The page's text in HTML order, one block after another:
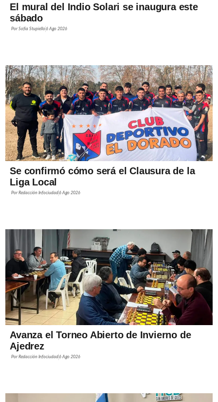
El mural del Indio Solari se inaugura este
sábado
PorSofía Stupiello6 Ago 2026
Se confirmó cómo será el Clausura de la
Liga Local
PorRedacción Infociudad6 Ago 2026
Avanza el Torneo Abierto de Invierno de
Ajedrez
PorRedacción Infociudad6 Ago 2026